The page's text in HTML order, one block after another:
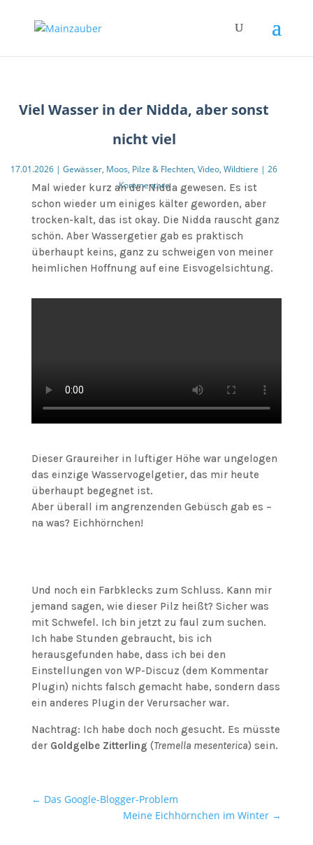
Viel Wasser in der Nidda, aber sonst
nicht viel
17.01.2026 |Gewässer, Moos, Pilze & Flechten,Video,Wildtiere |26
Kommentare
Mal wieder kurz an der Nidda gewesen. Es ist
schon wieder um einiges kälter geworden, aber
trocken-kalt, das ist okay. Die Nidda rauscht ganz
schön. Aber Wassergetier gab es praktisch
überhaupt keins, ganz zu schweigen von meiner
heimlichen Hoffnung auf eine Eisvogelsichtung.
Dieser Graureiher in luftiger Höhe war ungelogen
das einzige Wasservogelgetier, das mir heute
überhaupt begegnet ist.
Aber überall im angrenzenden Gebüsch gab es –
na was? Eichhörnchen!
Und noch ein Farbklecks zum Schluss. Kann mir
jemand sagen, wie dieser Pilz heißt? Sicher was
mit Schwefel. Ich bin jetzt zu faul zum suchen.
Ich habe Stunden gebraucht, bis ich
herausgefunden habe, dass ich bei den
Einstellungen von WP-Discuz (dem Kommentar
Plugin) nichts falsch gemacht habe, sondern dass
ein anderes Plugin der Verursacher war.
Nachtrag: Ich habe doch noch gesucht. Es müsste
der Goldgelbe Zitterling (Tremella mesenterica) sein.
← Das Google-Blogger-Problem
Meine Eichhörnchen im Winter →